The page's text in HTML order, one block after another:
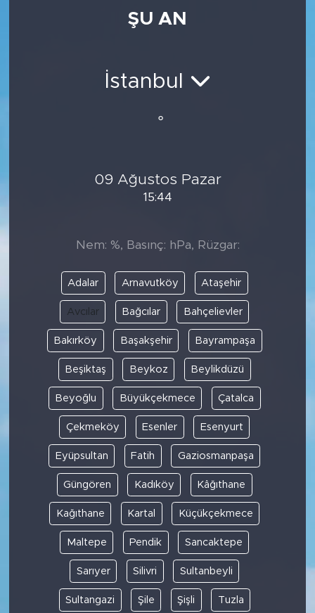
ŞU AN
İstanbul
°
09 Ağustos Pazar
15:44
Nem: %, Basınç: hPa, Rüzgar:
Adalar Arnavutköy Ataşehir
Avcılar Bağcılar Bahçelievler
Bakırköy Başakşehir Bayrampaşa
Beşiktaş Beykoz Beylikdüzü
Beyoğlu Büyükçekmece Çatalca
Çekmeköy Esenler Esenyurt
Eyüpsultan Fatih Gaziosmanpaşa
Güngören Kadıköy Kâğıthane
Kağıthane Kartal Küçükçekmece
Maltepe Pendik Sancaktepe
Sarıyer Silivri Sultanbeyli
Sultangazi Şile Şişli Tuzla
Köşe Yazarları
Manşet
Ulusal Son Dakika Haberleri